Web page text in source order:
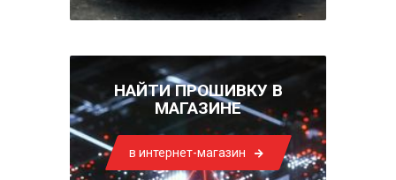
НАЙТИ ПРОШИВКУ В
МАГАЗИНЕ
в интернет-магазин